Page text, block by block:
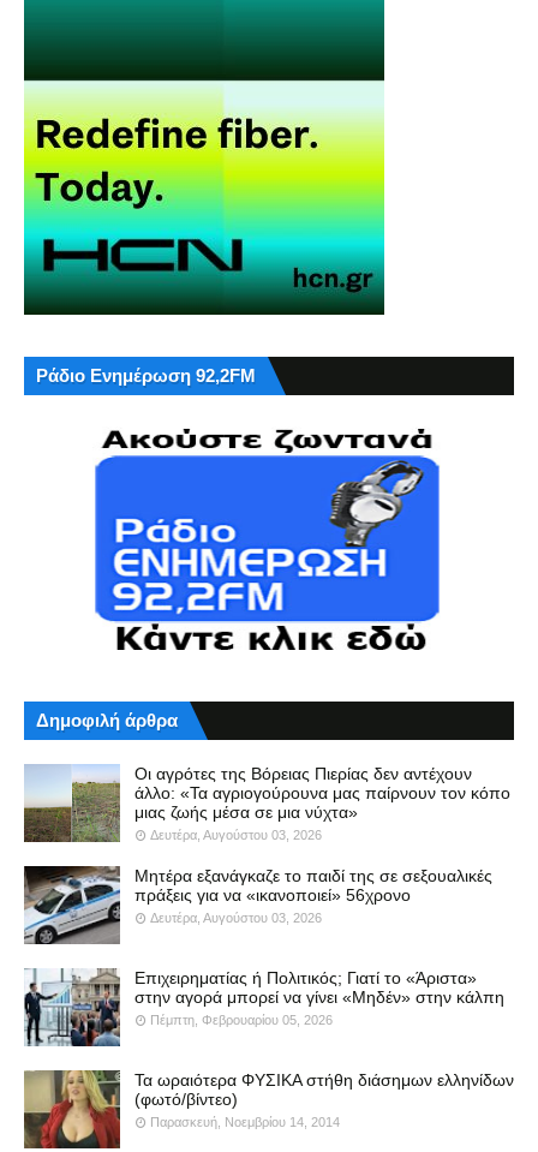
Ράδιο Ενημέρωση 92,2FM
Δημοφιλή άρθρα
Οι αγρότες της Βόρειας Πιερίας δεν αντέχουν
άλλο: «Τα αγριογούρουνα μας παίρνουν τον κόπο
μιας ζωής μέσα σε μια νύχτα»
Δευτέρα, Αυγούστου 03, 2026
Μητέρα εξανάγκαζε το παιδί της σε σεξουαλικές
πράξεις για να «ικανοποιεί» 56χρονο
Δευτέρα, Αυγούστου 03, 2026
Επιχειρηματίας ή Πολιτικός; Γιατί το «Άριστα»
στην αγορά μπορεί να γίνει «Μηδέν» στην κάλπη
Πέμπτη, Φεβρουαρίου 05, 2026
Τα ωραιότερα ΦΥΣΙΚΑ στήθη διάσημων ελληνίδων
(φωτό/βίντεο)
Παρασκευή, Νοεμβρίου 14, 2014